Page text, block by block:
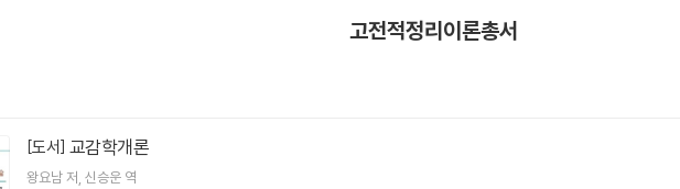
고전적정리이론총서
[도서] 교감학개론
왕요남저 신승운 역